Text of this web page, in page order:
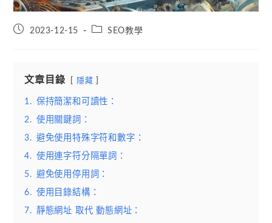
2023-12-15 SEO教學
文章目錄 隱藏
1. 保持簡潔和可讀性：
2. 使用關鍵詞：
3. 避免使用特殊字符和數字：
4. 使用連字符分隔單詞：
5. 避免使用停用詞：
6. 使用目錄結構：
7. 靜態網址 取代 動態網址：